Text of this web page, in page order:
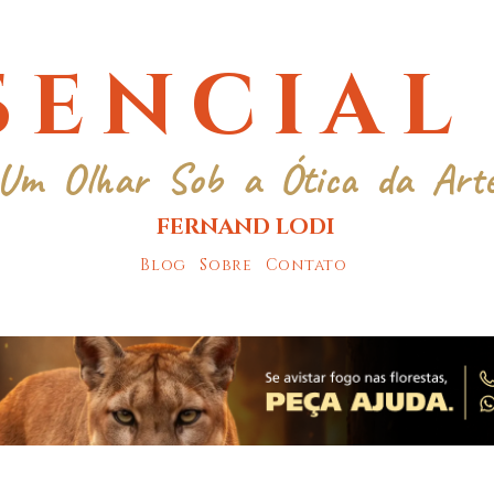
Olhar Sob a Ótica da
FERNAND LODI
Blog Sobre Contato